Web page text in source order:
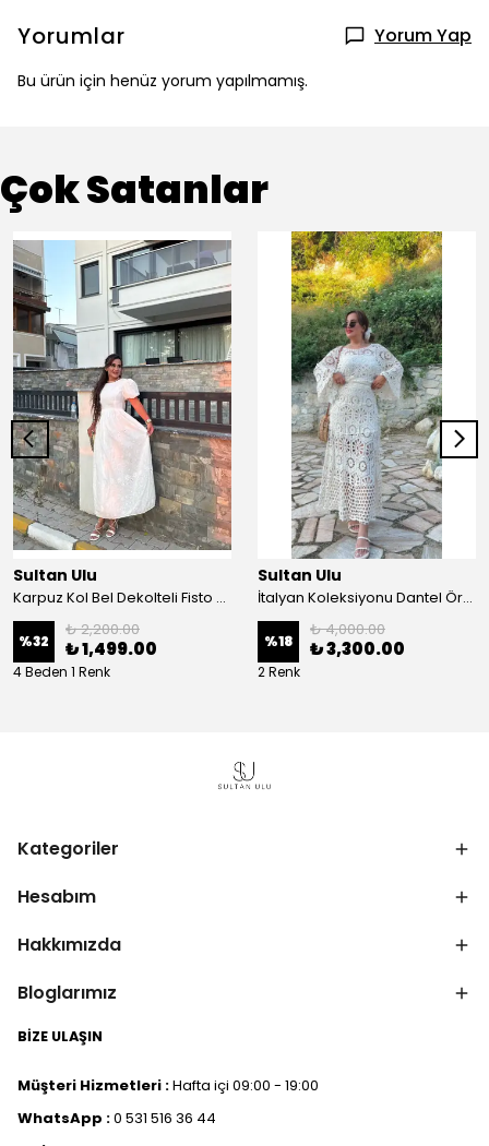
Yorumlar Yorum Yap
Bu ürün için henüz yorum yapılmamış.
Çok Satanlar
Sultan Ulu
Karpuz Kol Bel Dekolteli Fisto Uzun Elbise - Beyaz
%32
₺ 2,200.00
₺ 1,499.00
4 Beden 1 Renk
Sultan Ulu
İtalyan Koleksiyonu Dantel Örgü Maxi Elbise - Krem
%18
₺ 4,000.00
₺ 3,300.00
2 Renk
Kategoriler
Hesabım
Hakkımızda
Bloglarımız
BİZE ULAŞIN
Müşteri Hizmetleri :Hafta içi 09:00 - 19:00
WhatsApp :0 531 516 36 44